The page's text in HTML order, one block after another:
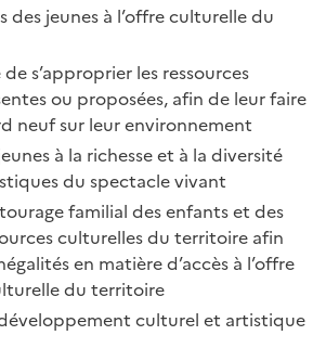
des jeunes à l’offre culturelle du
s’approprier les ressources
ou proposées, afin de leur faire
neuf sur leur environnement
à la richesse et à la diversité
du spectacle vivant
familial des enfants et des
culturelles du territoire afin
en matière d’accès à l’offre
du territoire
culturel et artistique